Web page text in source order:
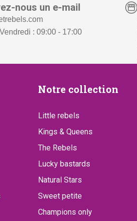
nous un e-mail
: 09:00 - 17:00
Notre
collection
Notre collection
Little rebels
Kings & Queens
The Rebels
Lucky bastards
Natural Stars
Sweet petite
Champions only